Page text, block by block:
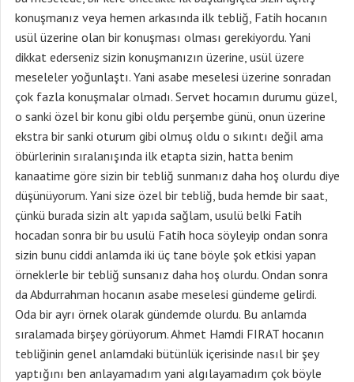
konuşmanız veya hemen arkasında ilk tebliğ, Fatih hocanın
usül üzerine olan bir konuşması olması gerekiyordu. Yani
dikkat ederseniz sizin konuşmanızın üzerine, usül üzere
meseleler yoğunlaştı. Yani asabe meselesi üzerine sonradan
çok fazla konuşmalar olmadı. Servet hocamın durumu güzel,
o sanki özel bir konu gibi oldu perşembe günü, onun üzerine
ekstra bir sanki oturum gibi olmuş oldu o sıkıntı değil ama
öbürlerinin sıralanışında ilk etapta sizin, hatta benim
kanaatime göre sizin bir tebliğ sunmanız daha hoş olurdu diye
düşünüyorum. Yani size özel bir tebliğ, buda hemde bir saat,
çünkü burada sizin alt yapıda sağlam, usulü belki Fatih
hocadan sonra bir bu usulü Fatih hoca söyleyip ondan sonra
sizin bunu ciddi anlamda iki üç tane böyle şok etkisi yapan
örneklerle bir tebliğ sunsanız daha hoş olurdu. Ondan sonra
da Abdurrahman hocanın asabe meselesi gündeme gelirdi.
Oda bir ayrı örnek olarak gündemde olurdu. Bu anlamda
sıralamada birşey görüyorum. Ahmet Hamdi FIRAT hocanın
tebliğinin genel anlamdaki bütünlük içerisinde nasıl bir şey
yaptığını ben anlayamadım yani algılayamadım çok böyle